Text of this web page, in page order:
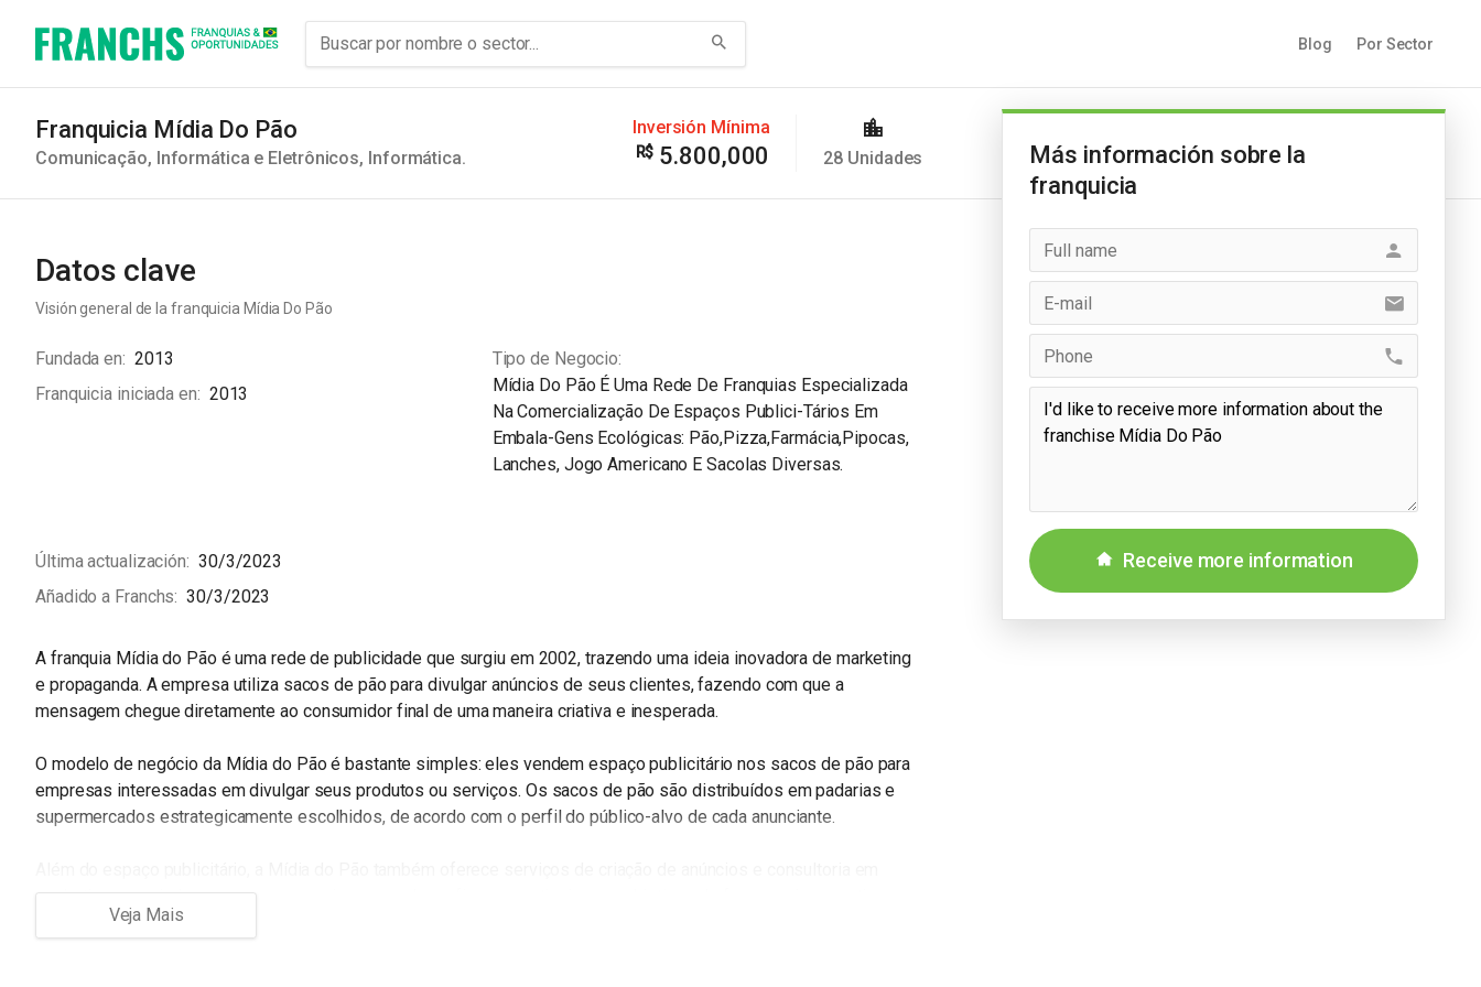
Blog Por Sector
Franquicia Mídia Do Pão
Comunicação, Informática e Eletrônicos, Informática.
Inversión Mínima
5.800,000 28 Unidades
Datos clave
Visión general de la franquicia Mídia Do Pão
Fundada en
2013
Franquicia iniciada en
2013
Tipo de Negocio
Mídia Do Pão É Uma Rede De Franquias Especializada
Na Comercialização De Espaços Publici-Tários Em
Embala-Gens Ecológicas: Pão,Pizza,Farmácia,Pipocas,
Lanches, Jogo Americano E Sacolas Diversas.
Última actualización 30/3/2023
Añadido a Franchs 30/3/2023
A franquia Mídia do Pão é uma rede de publicidade que surgiu em 2002, trazendo uma ideia inovadora de marketing
e propaganda. A empresa utiliza sacos de pão para divulgar anúncios de seus clientes, fazendo com que a
mensagem chegue diretamente ao consumidor final de uma maneira criativa e inesperada.
O modelo de negócio da Mídia do Pão é bastante simples: eles vendem espaço publicitário nos sacos de pão para
empresas interessadas em divulgar seus produtos ou serviços. Os sacos de pão são distribuídos em padarias e
supermercados estrategicamente escolhidos, de acordo com o perfil do público-alvo de cada anunciante.
marketing para ajudar as empresas a criar campanhas eficazes e atingir seus objetivos de forma mais assertiva.
Más información sobre la
franquicia
Receive more information